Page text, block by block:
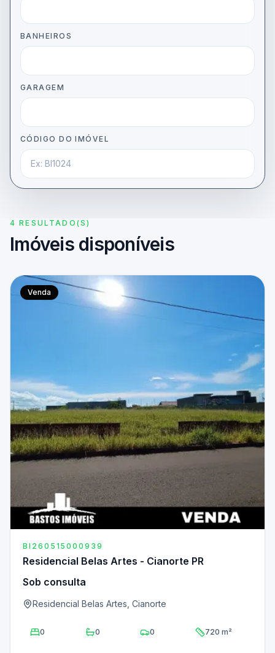
BANHEIROS
GARAGEM
CÓDIGO DO IMÓVEL
4 RESULTADO(S)
Imóveis disponíveis
Venda
BI260515000939
Residencial Belas Artes - Cianorte PR
Sob consulta
Residencial Belas Artes, Cianorte
0 0 0 720 m²